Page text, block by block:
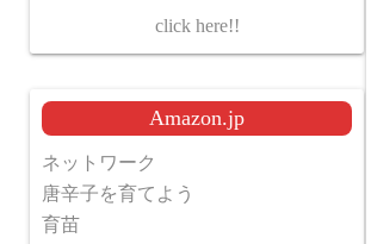
click here!!
Amazon.jp
ネットワーク
唐辛子を育てよう
育苗